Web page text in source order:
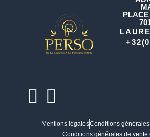
Mentions légalesConditions
Conditions générales de vente